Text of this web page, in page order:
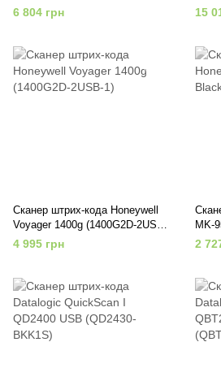
6 804 грн 15
Сканер штрих-кода Honeywell
Voyager 1400g (1400G2D-2USB-
1)
4 995 грн
MK-
2